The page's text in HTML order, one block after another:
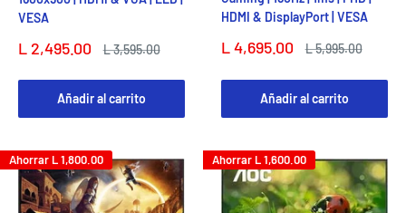
VESA
Precio
venta
L 2,495.00
Precio
L 3,595.00
Añadir al carrito
HDMI & DisplayPort | VESA
Precio
venta
L 4,695.00
Precio
L 5,995.00
Añadir al carrito
Ahorrar L 1,800.00 Ahorrar L 1,600.00